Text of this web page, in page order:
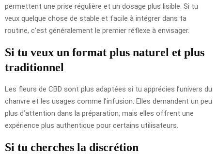
permettent une prise régulière et un dosage plus lisible. Si tu
veux quelque chose de stable et facile à intégrer dans ta
routine, c’est généralement le premier réflexe à envisager.
Si tu veux un format plus naturel et plus
traditionnel
Les fleurs de CBD sont plus adaptées si tu apprécies l’univers du
chanvre et les usages comme l’infusion. Elles demandent un peu
plus d’attention dans la préparation, mais elles offrent une
expérience plus authentique pour certains utilisateurs.
Si tu cherches la discrétion